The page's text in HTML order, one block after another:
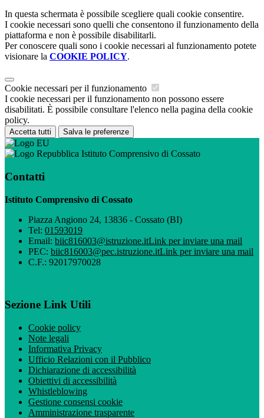
In questa schermata è possibile scegliere quali cookie consentire.
I cookie necessari sono quelli che consentono il funzionamento della
piattaforma e non è possibile disabilitarli.
Per conoscere quali sono i cookie necessari al funzionamento potete
visionare la COOKIE POLICY.
Cookie necessari per il funzionamento
I cookie necessari per il funzionamento non possono essere
disabilitati. È possibile consultare l'elenco nella pagina della cookie
policy.
Accetta tutti Salva le preferenze
Istituto Comprensivo di Cossato
Contatti
Istituto Comprensivo di Cossato
Piazza Angiono 24, 13836 - Cossato (BI)
Tel: 01593019
Email: biic816003@istruzione.itLink per inviare una mail
PEC: biic816003@pec.istruzione.itLink per inviare una mail
C.F.: 92017970028
Sezione Link Utili
Cookie policy
Note legali
Informativa Privacy
Ufficio Relazioni con il Pubblico
Dichiarazione di accessibilità
Obiettivi di accessibilità
Whistleblowing
Gestione consensi cookie
Amministrazione trasparente